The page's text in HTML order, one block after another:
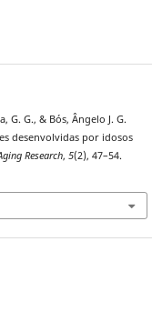
G. G., & Bós, Ângelo J. G.
desenvolvidas por idosos
Research, 5(2), 47–54.